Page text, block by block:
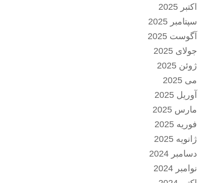
اکتبر 2025
سپتامبر 2025
آگوست 2025
جولای 2025
ژوئن 2025
می 2025
آوریل 2025
مارس 2025
فوریه 2025
ژانویه 2025
دسامبر 2024
نوامبر 2024